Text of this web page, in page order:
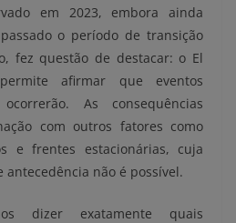
em 2023, embora ainda
o período de transição
fez questão de destacar: o El
afirmar que eventos
As consequências
com outros fatores como
e frentes estacionárias, cuja
antecedência não é possível.
dizer exatamente quais